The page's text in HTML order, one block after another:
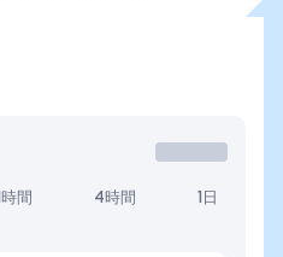
時間 4時間 1日